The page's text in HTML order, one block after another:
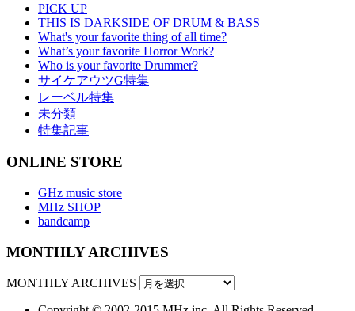
PICK UP
THIS IS DARKSIDE OF DRUM & BASS
What's your favorite thing of all time?
What’s your favorite Horror Work?
Who is your favorite Drummer?
サイケアウツG特集
レーベル特集
未分類
特集記事
ONLINE STORE
GHz music store
MHz SHOP
bandcamp
MONTHLY ARCHIVES
MONTHLY ARCHIVES